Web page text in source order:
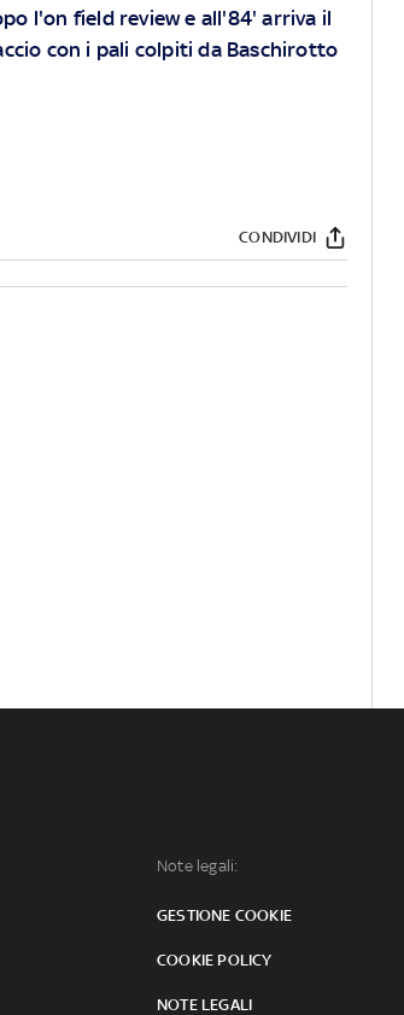
l'on field review e all'84' arriva il
con i pali colpiti da Baschirotto
CONDIVIDI
Note legali:
GESTIONE COOKIE
COOKIE POLICY
NOTE LEGALI